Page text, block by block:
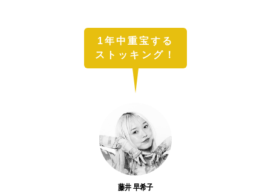
1年中重宝する
ストッキング！
藤井 早希子
モノの本質が分かる、出合いのるつぼ
PICK UP